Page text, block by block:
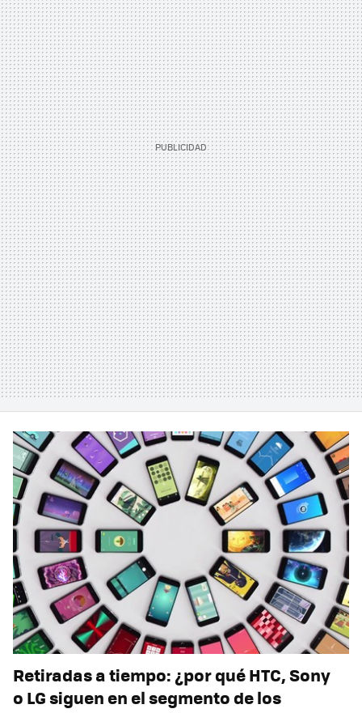
Retiradas a tiempo: ¿por qué HTC, Sony
o LG siguen en el segmento de los